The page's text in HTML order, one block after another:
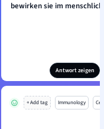
bewirken sie im
Antwort zeigen
+ Add tag Immunology